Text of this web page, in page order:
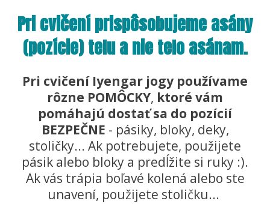
Pri cvičení prispôsobujeme asány
(pozície) telu a nie telo asánam.
Pri cvičení Iyengar jogy používame
rôzne POMÔCKY, ktoré vám
pomáhajú dostať sa do pozícií
BEZPEČNE - pásiky, bloky, deky,
stoličky... Ak potrebujete, použijete
pásik alebo bloky a predĺžite si ruky :).
Ak vás trápia boľavé kolená alebo ste
unavení, použijete stoličku...